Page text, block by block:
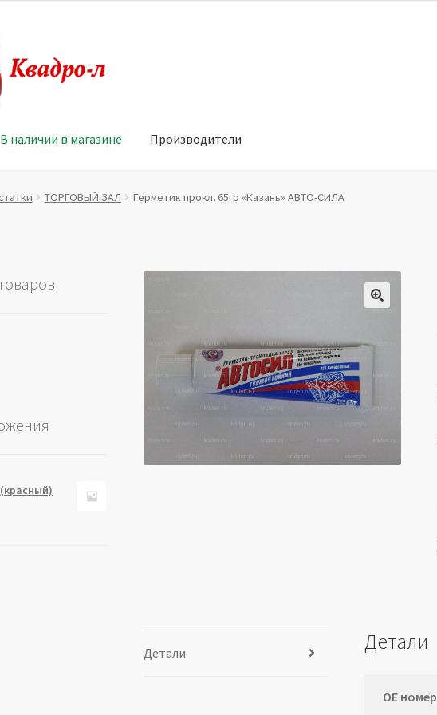
В наличии в магазине Производители
Мой аккаунтПолитика в отношении обработки персональных данных
ТОРГОВЫЙ ЗАЛ Герметик прокл. 65гр «Казань» АВТО-СИЛА
Детали Детали
ОЕ номер